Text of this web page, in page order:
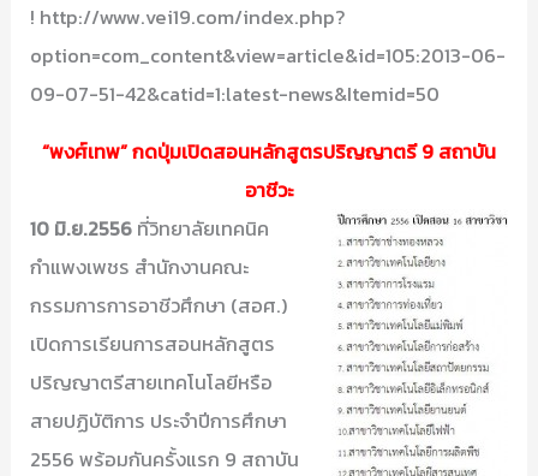
! http://www.vei19.com/index.php?
option=com_content&view=article&id=105:2013-06-
09-07-51-42&catid=1:latest-news&Itemid=50
“พงศ์เทพ” กดปุ่มเปิดสอนหลักสูตรปริญญาตรี 9 สถาบัน
อาชีวะ
10 มิ.ย.2556 ที่วิทยาลัยเทคนิค
กำแพงเพชร สำนักงานคณะ
กรรมการการอาชีวศึกษา (สอศ.)
เปิดการเรียนการสอนหลักสูตร
ปริญญาตรีสายเทคโนโลยีหรือ
สายปฏิบัติการ ประจำปีการศึกษา
2556 พร้อมกันครั้งแรก 9 สถาบัน